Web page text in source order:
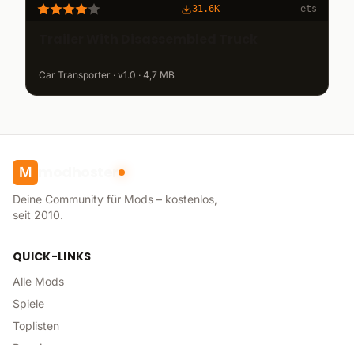
31.6K ets
Car Transporter · v1.0 · 4,7 MB
M
Deine Community für Mods – kostenlos,
seit 2010.
QUICK-LINKS
Alle Mods
Spiele
Toplisten